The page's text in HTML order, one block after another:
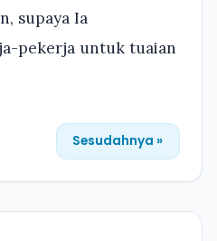
supaya Ia
pekerja untuk tuaian
Sesudahnya »